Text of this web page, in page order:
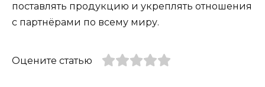
поставлять продукцию и укреплять отношения
с партнёрами по всему миру.
Оцените статью